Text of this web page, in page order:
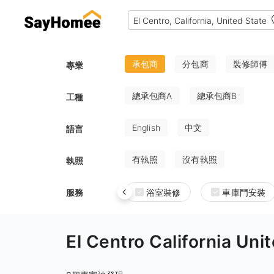
專業 承包商 分包商 裝修師傅
工種 總承包商A 總承包商B
語言 English 中文
執照 有執照 沒有執照
服務 浴室裝修 車庫門安裝
El Centro California